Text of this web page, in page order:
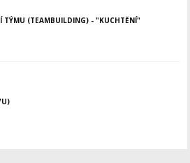
TÝMU (TEAMBUILDING) - "KUCHTĚNÍ"